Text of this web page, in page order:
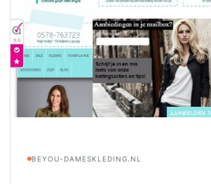
BEYOU-DAMESKLEDING.NL